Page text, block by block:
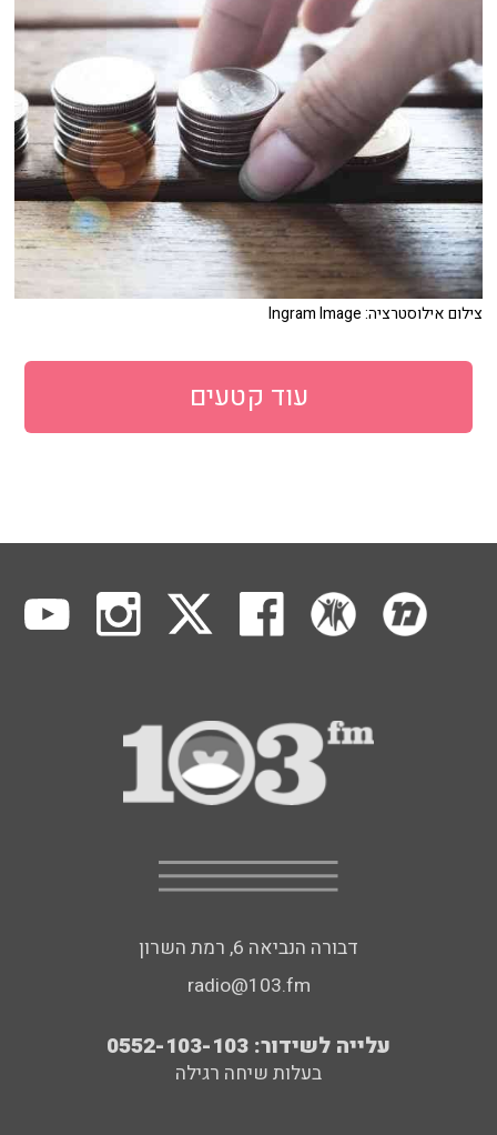
צילום אילוסטרציה: Ingram Image
עוד קטעים
דבורה הנביאה 6, רמת השרון
radio@103.fm
עלייה לשידור: 0552-103-103
בעלות שיחה רגילה